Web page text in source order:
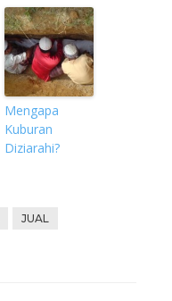
Mengapa
Kuburan
Diziarahi?
JUAL